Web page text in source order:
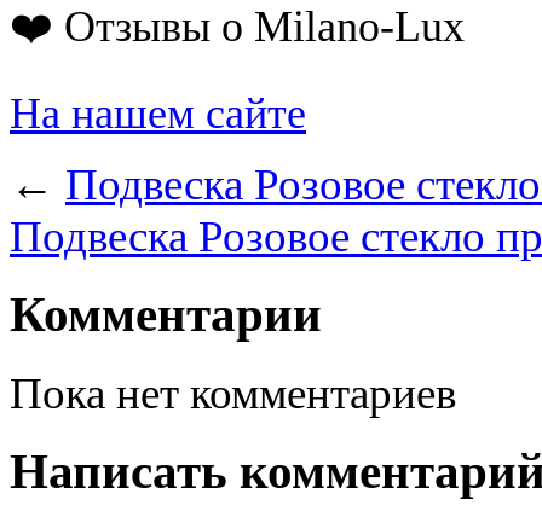
❤️ Отзывы о Milano-Lux
На нашем сайте
← Подвеска Розовое
Подвеска Розовое стекло
Комментарии
Пока нет комментариев
Написать